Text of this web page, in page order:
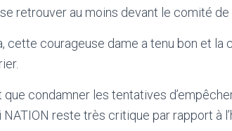
retrouver au moins devant le comité
cette courageuse dame a tenu bon et
que condamner les tentatives
reste très critique par rapport à